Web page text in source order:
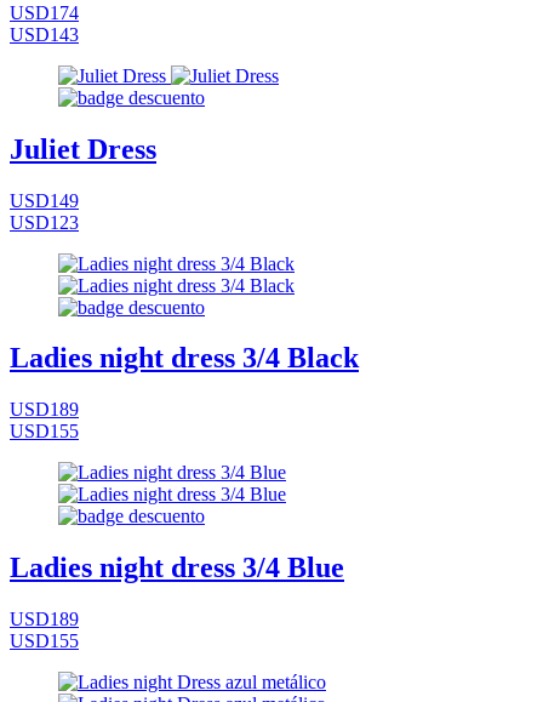
USD174
USD143
Juliet Dress
USD149
USD123
Ladies night dress 3/4 Black
USD189
USD155
Ladies night dress 3/4 Blue
USD189
USD155